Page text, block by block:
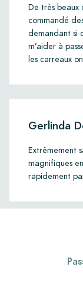
De très beaux
commandé
demandant si
m’aider à
les carreaux
Gerlinda
Extrêmement
magnifiques
rapidement